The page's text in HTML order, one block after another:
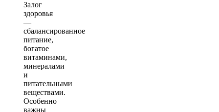
Залог
здоровья
—
сбалансированное
питание,
богатое
витаминами,
минералами
и
питательными
веществами.
Особенно
важны